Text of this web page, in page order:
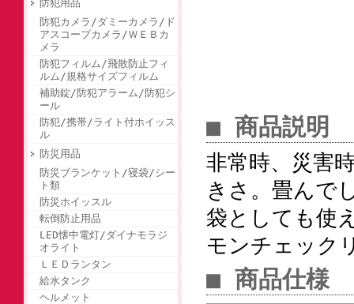
防犯用品
防犯カメラ/ダミーカメラ/ド
アスコープカメラ/ＷＥＢカ
メラ
防犯フィルム/飛散防止フィ
ルム/規格サイズフィルム
補助錠/防犯アラーム/防犯シ
ール
防犯/携帯/ライト付ホイッス
ル
防災用品
防災ブランケット/寝袋/シー
ト類
防災ホイッスル
転倒防止用品
LED懐中電灯/ダイナモラジ
オライト
ＬＥＤランタン
給水タンク
ヘルメット
■ 商品説明
非常時、災害
きさ。畳んで
袋としても使
モンチェック
■ 商品仕様